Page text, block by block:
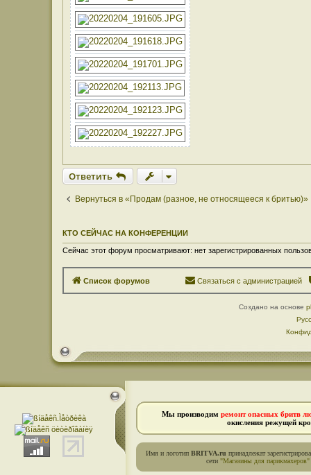
Ответить
Вернуться в «Продам (разное, не относящееся к бритью)»
КТО СЕЙЧАС НА КОНФЕРЕНЦИИ
Сейчас этот форум просматривают: нет зарегистрированных
Список форумов Связаться с администрацией
Создано на основе
Мы производим ремонт опасных бритв
окисления режущей
Имя и логотип BRITVA.ru принадлежат
сети "Магазины для парикмахеров"